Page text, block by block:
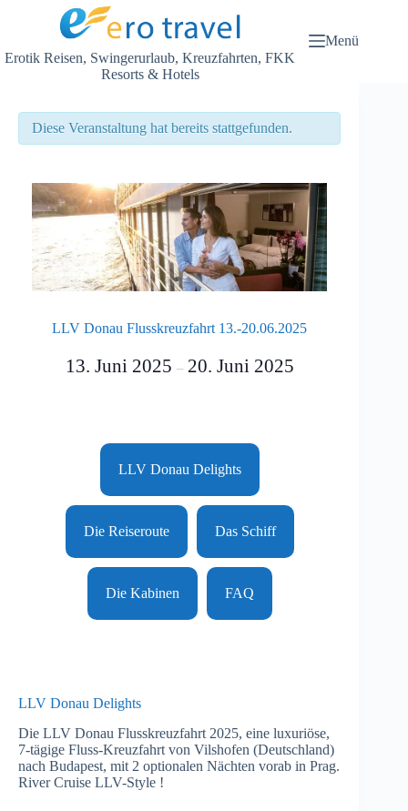
Erotik Reisen, Swingerurlaub, Kreuzfahrten, FKK
Resorts & Hotels
Menü
Diese Veranstaltung hat bereits stattgefunden.
LLV Donau Flusskreuzfahrt 13.-20.06.2025
13. Juni 2025 – 20. Juni 2025
LLV Donau Delights
Die Reiseroute Das Schiff
Die Kabinen FAQ
LLV Donau Delights
Die LLV Donau Flusskreuzfahrt 2025, eine luxuriöse,
7-tägige Fluss-Kreuzfahrt von Vilshofen (Deutschland)
nach Budapest, mit 2 optionalen Nächten vorab in Prag.
River Cruise LLV-Style !